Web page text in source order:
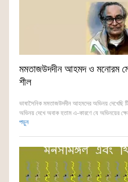
মমতাজউদদীন আহমদ ও মনোরম
শীল
ভাষাসৈনিক মমতাজউদদীন আহমদের অভিনয় দেখেছি
অভিনয় দেখে অবাক হতাম এ-কারণে যে অভিনয়ের
পড়ুন